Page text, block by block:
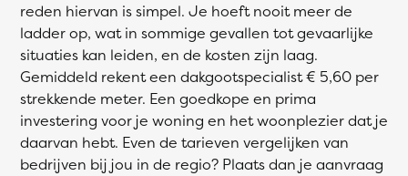
reden hiervan is simpel. Je hoeft nooit meer de
ladder op, wat in sommige gevallen tot gevaarlijke
situaties kan leiden, en de kosten zijn laag.
Gemiddeld rekent een dakgootspecialist € 5,60 per
strekkende meter. Een goedkope en prima
investering voor je woning en het woonplezier dat je
daarvan hebt. Even de tarieven vergelijken van
bedrijven bij jou in de regio? Plaats dan je aanvraag